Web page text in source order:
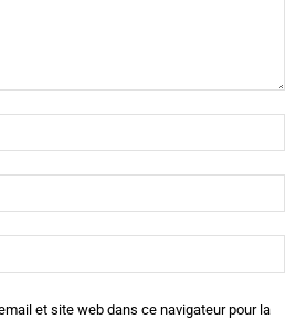
:*
:*
:
et site web dans ce navigateur pour la